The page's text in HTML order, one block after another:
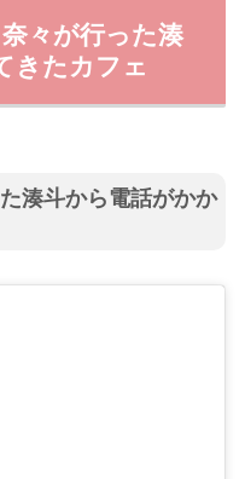
々が行った湊
きたカフェ
湊斗から電話がかか